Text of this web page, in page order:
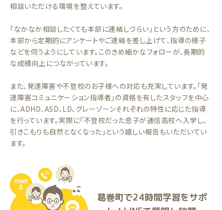
相談いただける環境を整えています。
「なかなか相談したくても本部に連絡しづらい」という方のために、
本部から定期的にアンケートやご連絡を差し上げて、指導の様子
などを伺うようにしています。このきめ細かなフォローが、長期的
な成績向上につながっています。
また、発達障害や不登校のお子様への対応も充実しています。「発
達障害コミュニケーション指導者」の資格を有したスタッフを中心
に、ADHD、ASD、LD、グレーゾーンそれぞれの特性に応じた指導
を行っています。実際に「不登校だった息子が通信高校へ入学し、
引きこもりも自然となくなった」という嬉しい報告もいただいてい
ます。
葛巻町で24時間学習をサポ